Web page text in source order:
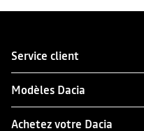
Service client
Modèles Dacia
Achetez votre Dacia